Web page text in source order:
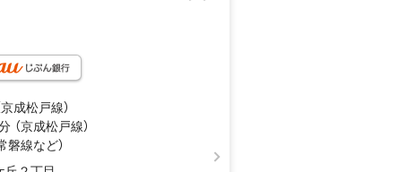
分
歩3分
上本郷駅前店:徒歩3分
本郷店:徒歩4分
駅・徒歩3分！通勤通学に便利な立地♪小
パーも徒歩3分と周辺環境も充実♪
京成松戸線）
（京成松戸線）
磐線など）